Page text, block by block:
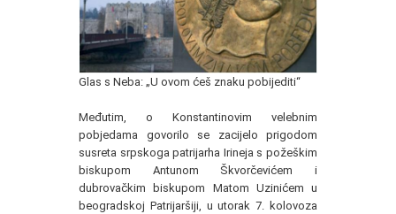
Glas s Neba: „U ovom ćeš znaku pobijediti“
Međutim, o Konstantinovim velebnim
pobjedama govorilo se zacijelo prigodom
susreta srpskoga patrijarha Irineja s požeškim
biskupom Antunom Škvorčevićem i
dubrovačkim biskupom Matom Uzinićem u
beogradskoj Patrijaršiji, u utorak 7. kolovoza